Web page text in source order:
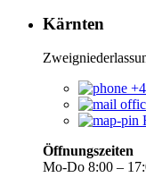
Kärnten
Öffnungszeiten
Mo-Do 8:00 –